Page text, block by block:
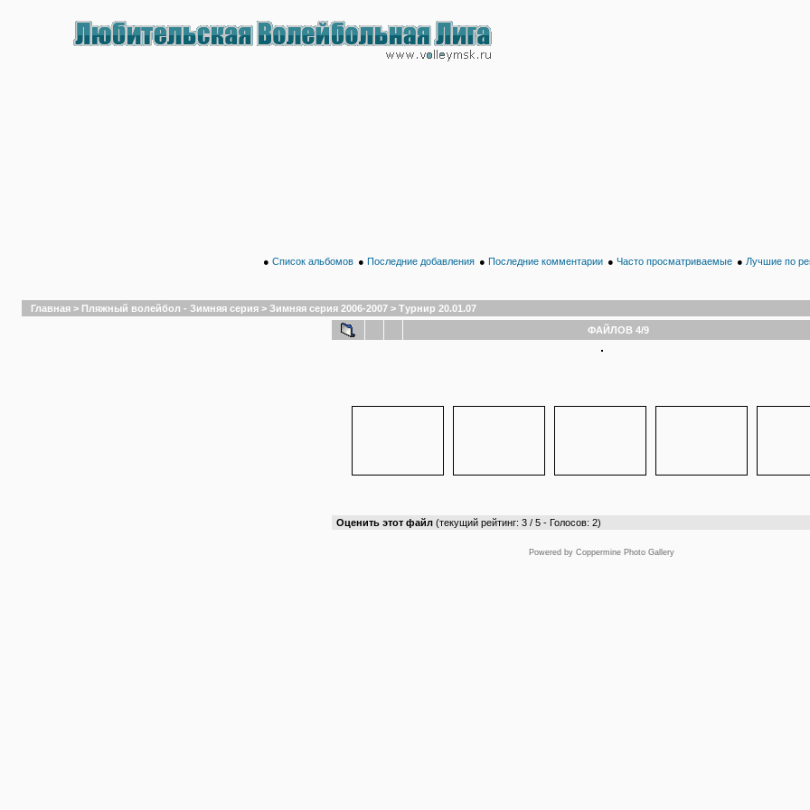
● Список альбомов ● Последние добавления ● Последние комментарии ● Часто просматриваемые ● Лучшие по
Главная > Пляжный волейбол - Зимняя серия > Зимняя серия 2006-2007 > Турнир 20.01.07
ФАЙЛОВ 4/9
Оценить этот файл (текущий рейтинг: 3 / 5 - Голосов: 2)
Powered by Coppermine Photo Gallery